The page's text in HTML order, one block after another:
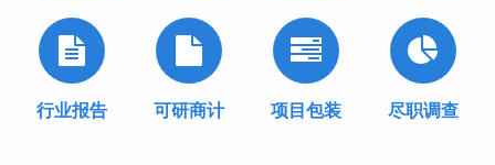
行业报告 可研商计 项目包装 尽职调查